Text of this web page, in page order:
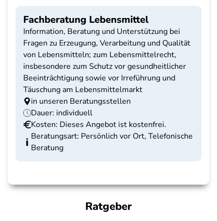
Fachberatung Lebensmittel
Information, Beratung und Unterstützung bei
Fragen zu Erzeugung, Verarbeitung und Qualität
von Lebensmitteln; zum Lebensmittelrecht,
insbesondere zum Schutz vor gesundheitlicher
Beeinträchtigung sowie vor Irreführung und
Täuschung am Lebensmittelmarkt
in unseren Beratungsstellen
Dauer: individuell
Kosten: Dieses Angebot ist kostenfrei.
Beratungsart: Persönlich vor Ort, Telefonische
Beratung
Ratgeber